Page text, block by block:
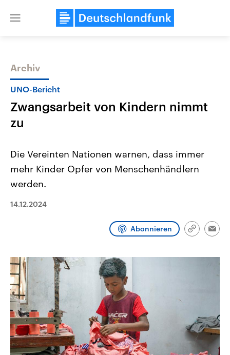
Close
Themen
Landtagswahl Sachsen-Anhalt
2026
Sachsen-Anhalt wählt am 6.
Bundesland von einer Koalition aus
und Hintergründe zu den Parteien
und Kandidaten der anstehenden
Wahl.
den mächtigsten Ländern
mit großem Einfluss auf
aktuelle Weltgeschehen.
Sendungen Programm Podcasts
Audio-Archiv
Archiv
UNO-Bericht
Zwangsarbeit von Kindern nimmt
zu
Die Vereinten Nationen warnen, dass immer
mehr Kinder Opfer von Menschenhändlern
werden.
14.12.2024
Abonnieren
Link